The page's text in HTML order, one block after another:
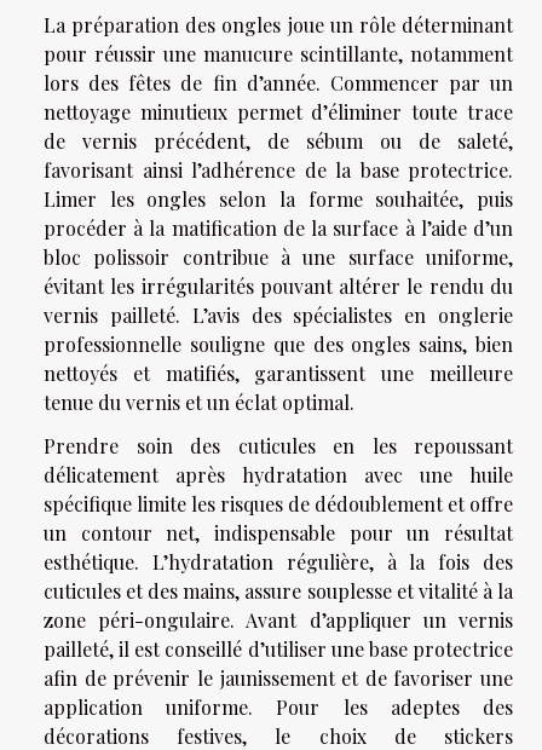
La préparation des ongles joue un rôle déterminant
pour réussir une manucure scintillante, notamment
lors des fêtes de fin d’année. Commencer par un
nettoyage minutieux permet d’éliminer toute trace
de vernis précédent, de sébum ou de saleté,
favorisant ainsi l’adhérence de la base protectrice.
Limer les ongles selon la forme souhaitée, puis
procéder à la matification de la surface à l’aide d’un
bloc polissoir contribue à une surface uniforme,
évitant les irrégularités pouvant altérer le rendu du
vernis pailleté. L’avis des spécialistes en onglerie
professionnelle souligne que des ongles sains, bien
nettoyés et matifiés, garantissent une meilleure
tenue du vernis et un éclat optimal.
Prendre soin des cuticules en les repoussant
délicatement après hydratation avec une huile
spécifique limite les risques de dédoublement et offre
un contour net, indispensable pour un résultat
esthétique. L’hydratation régulière, à la fois des
cuticules et des mains, assure souplesse et vitalité à la
zone péri-ongulaire. Avant d’appliquer un vernis
pailleté, il est conseillé d’utiliser une base protectrice
afin de prévenir le jaunissement et de favoriser une
application uniforme. Pour les adeptes des
décorations festives, le choix de stickers